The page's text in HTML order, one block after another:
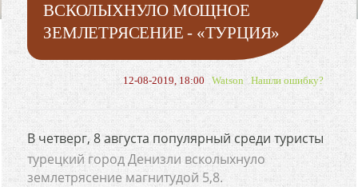
ВСКОЛЫХНУЛО МОЩНОЕ
ЗЕМЛЕТРЯСЕНИЕ - «ТУРЦИЯ»
12-08-2019, 18:00Watson Нашли ошибку?
В четверг, 8 августа популярный среди туристы
турецкий город Денизли всколыхнуло
землетрясение магнитудой 5,8.